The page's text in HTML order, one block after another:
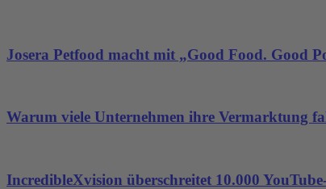
Josera Petfood macht mit „Good Food. Good
Warum viele Unternehmen ihre Vermarktung
IncredibleXvision überschreitet 10.000